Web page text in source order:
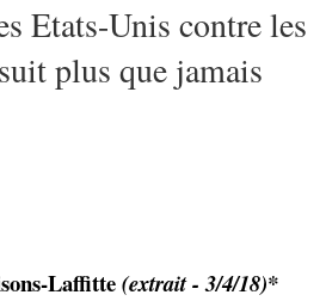
Etats-Unis contre les
plus que jamais
Laffitte(extrait -3/4/18)*